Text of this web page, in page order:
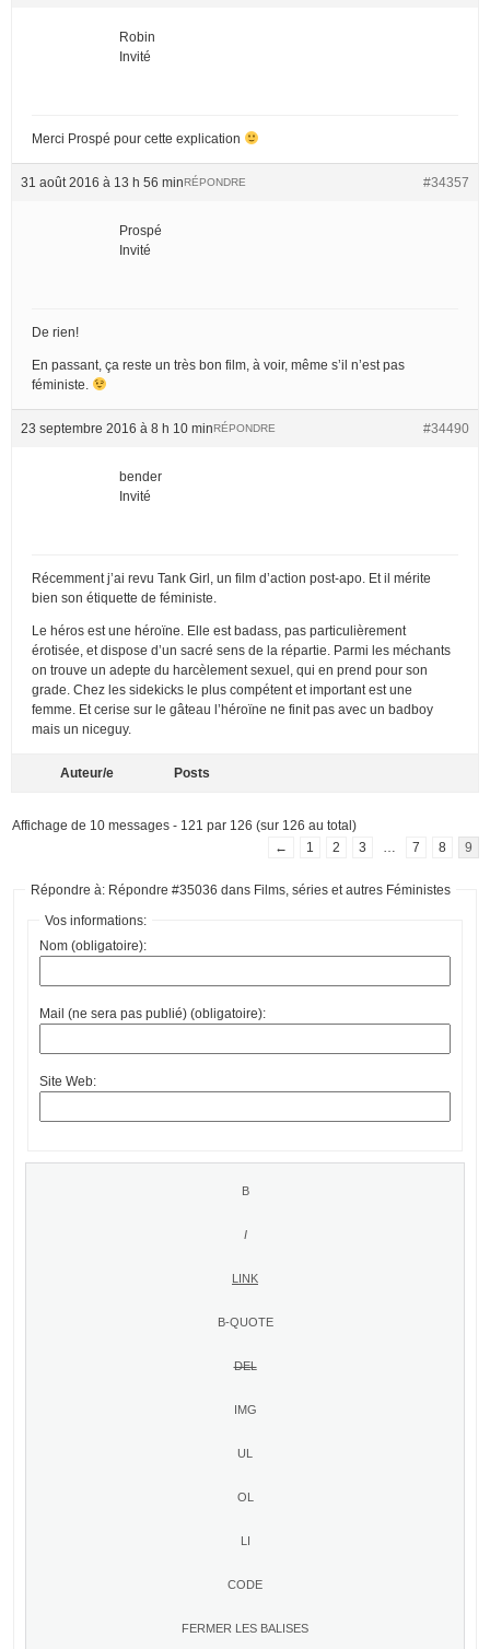
Robin
Invité
Merci Prospé pour cette explication
31 août 2016 à 13 h 56 min #34357
RÉPONDRE
Prospé
Invité
De rien!
En passant, ça reste un très bon film, à voir, même s’il n’est pas
féministe.
23 septembre 2016 à 8 h 10 min #34490
RÉPONDRE
bender
Invité
Récemment j’ai revu Tank Girl, un film d’action post-apo. Et il mérite
bien son étiquette de féministe.
Le héros est une héroïne. Elle est badass, pas particulièrement
érotisée, et dispose d’un sacré sens de la répartie. Parmi les méchants
on trouve un adepte du harcèlement sexuel, qui en prend pour son
grade. Chez les sidekicks le plus compétent et important est une
femme. Et cerise sur le gâteau l’héroïne ne finit pas avec un badboy
mais un niceguy.
Auteur/e Posts
Affichage de 10 messages - 121 par 126 (sur 126 au total)
←
1 2 3 7 8 9
Répondre à: Répondre #35036 dans Films, séries et autres Féministes
Vos informations:
Nom (obligatoire):
Mail (ne sera pas publié) (obligatoire):
Site Web: